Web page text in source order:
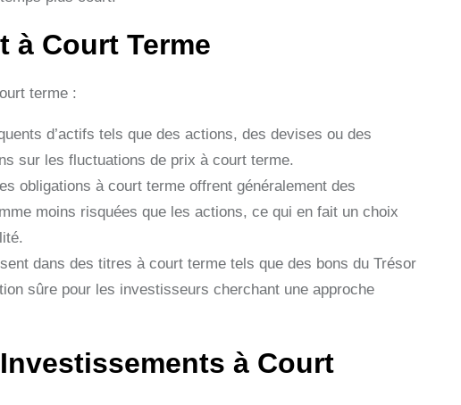
à Court Terme
terme :
d’actifs tels que des actions, des devises ou des
sur les fluctuations de prix à court terme.
obligations à court terme offrent généralement des
moins risquées que les actions, ce qui en fait un choix
dans des titres à court terme tels que des bons du Trésor
sûre pour les investisseurs cherchant une approche
à Court